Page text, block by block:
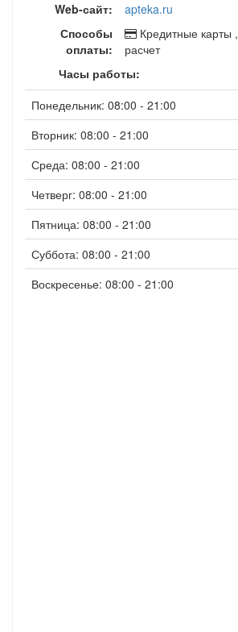
Web-сайт:
apteka.ru
Способы
оплаты:
Кредитные карты ,
расчет
Часы работы:
Понедельник: 08:00 - 21:00
Вторник: 08:00 - 21:00
Среда: 08:00 - 21:00
Четверг: 08:00 - 21:00
Пятница: 08:00 - 21:00
Суббота: 08:00 - 21:00
Воскресенье: 08:00 - 21:00